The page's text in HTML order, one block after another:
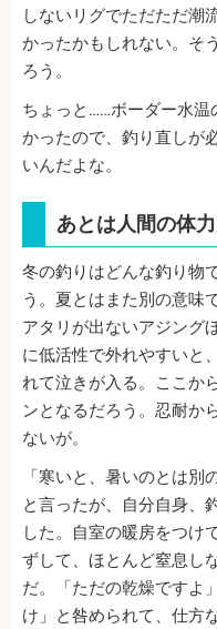
しないリグでただただ潮
かったかもしれない。そ
ろう。
ちょっと……ボーダー水温
かったので、釣り直しが
いんだよな。
あとは人間の体
冬の釣りはどんな釣り物
う。夏とはまた別の意味
アタリが出ないアジング
に低活性で外れやすいと
れて泣きが入る。ここか
ンとなるだろう。忍耐か
ないが。
「寒いと、暑いのとは別
と言ったが、自分自身、
した。自室の暖房をつけ
ずして、ほとんど窒息し
だ。「ただの乾燥ですよ
け」と咎められて、仕方